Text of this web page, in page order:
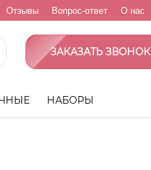
Отзывы Вопрос-ответ О нас
ЗАКАЗАТЬ ЗВОНОК
НАБОРЫ